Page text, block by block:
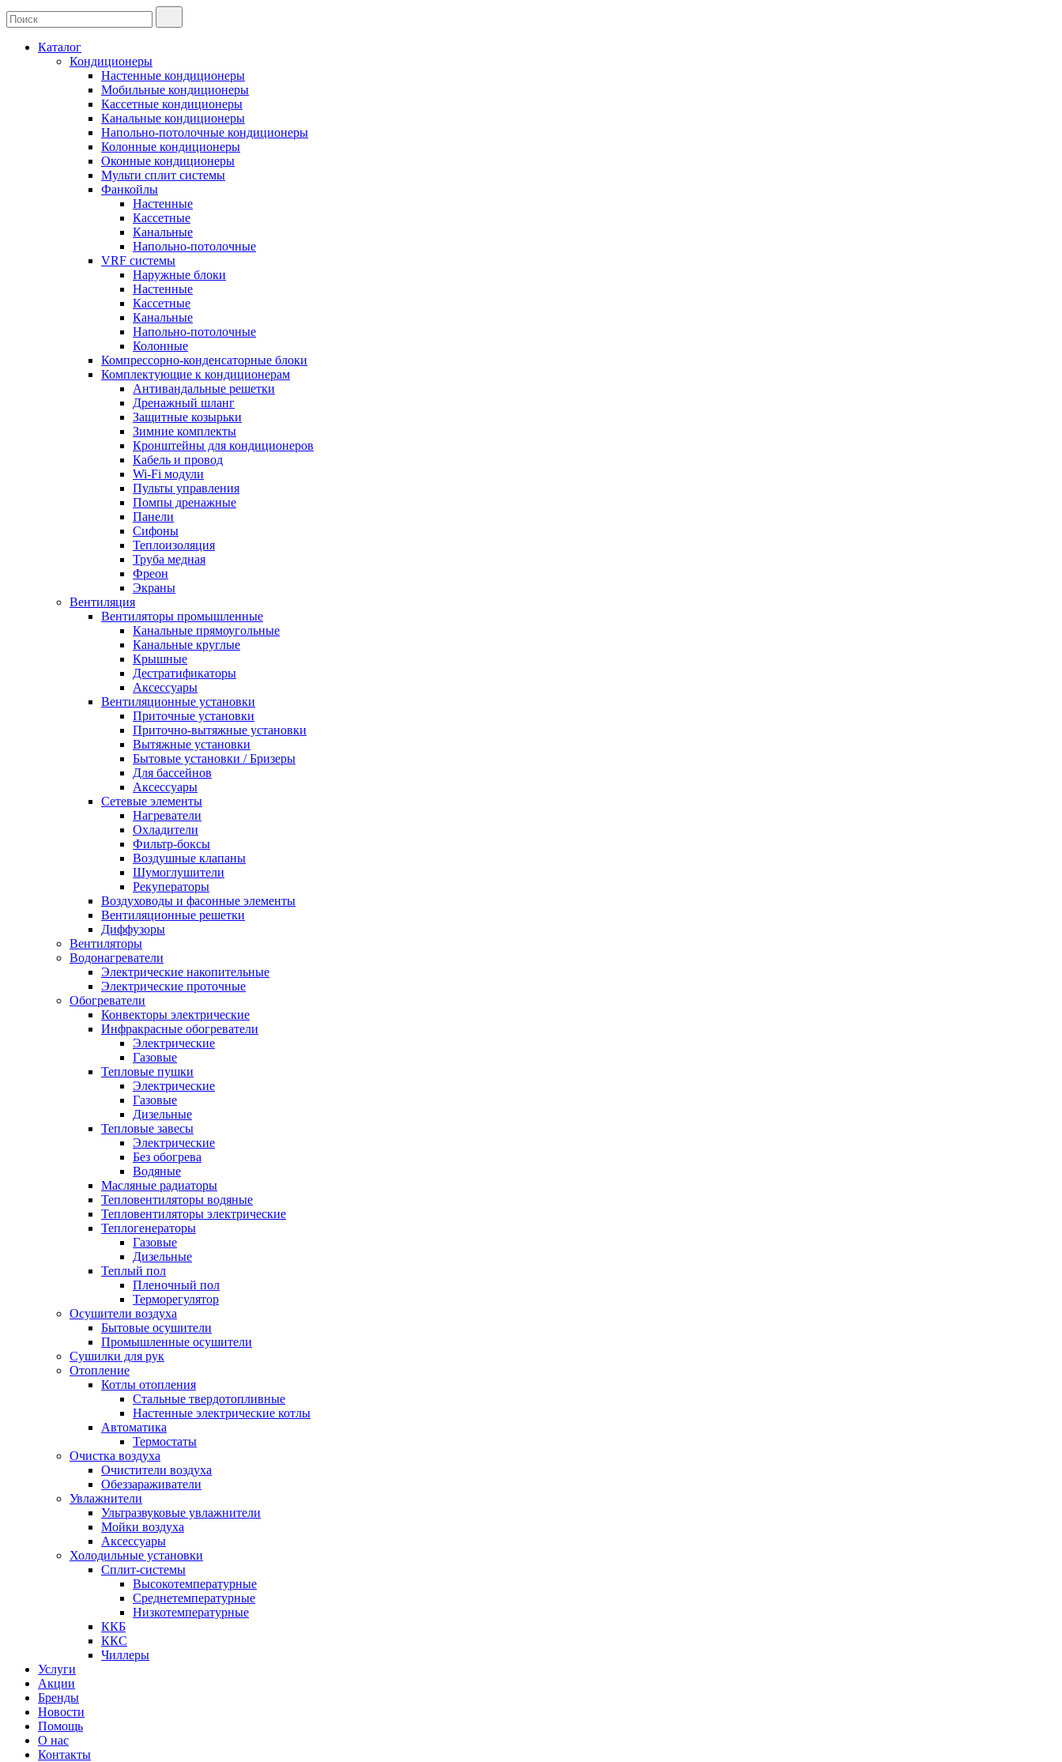
Каталог
Кондиционеры
Настенные кондиционеры
Мобильные кондиционеры
Кассетные кондиционеры
Канальные кондиционеры
Напольно-потолочные кондиционеры
Колонные кондиционеры
Оконные кондиционеры
Мульти сплит системы
Фанкойлы
Настенные
Кассетные
Канальные
Напольно-потолочные
VRF системы
Наружные блоки
Настенные
Кассетные
Канальные
Напольно-потолочные
Колонные
Компрессорно-конденсаторные блоки
Комплектующие к кондиционерам
Антивандальные решетки
Дренажный шланг
Защитные козырьки
Зимние комплекты
Кронштейны для кондиционеров
Кабель и провод
Wi-Fi модули
Пульты управления
Помпы дренажные
Панели
Сифоны
Теплоизоляция
Труба медная
Фреон
Экраны
Вентиляция
Вентиляторы промышленные
Канальные прямоугольные
Канальные круглые
Крышные
Дестратификаторы
Аксессуары
Вентиляционные установки
Приточные установки
Приточно-вытяжные установки
Вытяжные установки
Бытовые установки / Бризеры
Для бассейнов
Аксессуары
Сетевые элементы
Нагреватели
Охладители
Фильтр-боксы
Воздушные клапаны
Шумоглушители
Рекуператоры
Воздуховоды и фасонные элементы
Вентиляционные решетки
Диффузоры
Вентиляторы
Водонагреватели
Электрические накопительные
Электрические проточные
Обогреватели
Конвекторы электрические
Инфракрасные обогреватели
Электрические
Газовые
Тепловые пушки
Электрические
Газовые
Дизельные
Тепловые завесы
Электрические
Без обогрева
Водяные
Масляные радиаторы
Тепловентиляторы водяные
Тепловентиляторы электрические
Теплогенераторы
Газовые
Дизельные
Теплый пол
Пленочный пол
Терморегулятор
Осушители воздуха
Бытовые осушители
Промышленные осушители
Сушилки для рук
Отопление
Котлы отопления
Стальные твердотопливные
Настенные электрические котлы
Автоматика
Термостаты
Очистка воздуха
Очистители воздуха
Обеззараживатели
Увлажнители
Ультразвуковые увлажнители
Мойки воздуха
Аксессуары
Холодильные установки
Сплит-системы
Высокотемпературные
Среднетемпературные
Низкотемпературные
ККБ
ККС
Чиллеры
Услуги
Акции
Бренды
Новости
Помощь
О нас
Контакты